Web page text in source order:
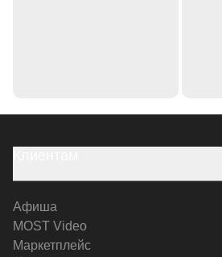
Афиша
MOST Video
Маркетплейс